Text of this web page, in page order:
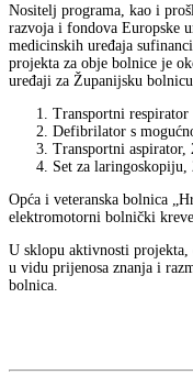
Nositelj programa, kao i
razvoja i fondova Europske
medicinskih uređaja
projekta za obje bolnice je
uređaji za Županijsku
Transportni respirator
Defibrilator s
Transportni aspirator,
Set za laringoskopiju,
Opća i veteranska bolnica
elektromotorni bolnički
U sklopu aktivnosti projekta,
u vidu prijenosa znanja i
bolnica.